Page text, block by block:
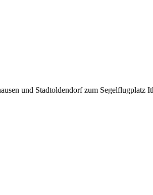
und Stadtoldendorf zum Segelflugplatz